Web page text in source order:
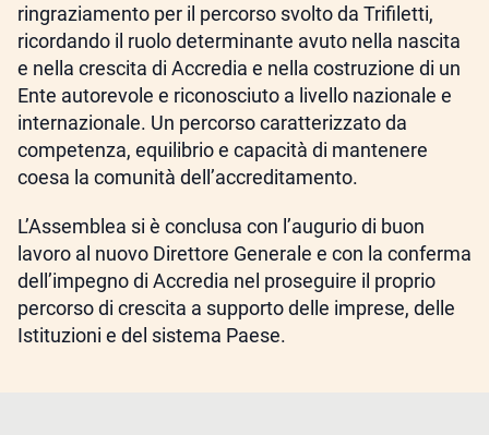
ringraziamento per il percorso svolto da Trifiletti,
ricordando il ruolo determinante avuto nella nascita
e nella crescita di Accredia e nella costruzione di un
Ente autorevole e riconosciuto a livello nazionale e
internazionale. Un percorso caratterizzato da
competenza, equilibrio e capacità di mantenere
coesa la comunità dell’accreditamento.
L’Assemblea si è conclusa con l’augurio di buon
lavoro al nuovo Direttore Generale e con la conferma
dell’impegno di Accredia nel proseguire il proprio
percorso di crescita a supporto delle imprese, delle
Istituzioni e del sistema Paese.